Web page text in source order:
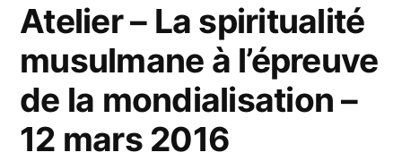
Atelier – La spiritualité
musulmane à l’épreuve
de la mondialisation –
12 mars 2016